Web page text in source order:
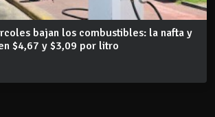
bajan los combustibles: la nafta y
$4,67 y $3,09 por litro